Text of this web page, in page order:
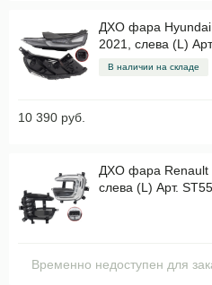
ДХО фара Hyundai Santa Fe (TM) 2018-
2021, слева (L)
В наличии на складе
10 390 руб.
ДХО фара Renault Kaptur I 2016-2020 FL1,
слева (L) Арт.
Временно недоступен для